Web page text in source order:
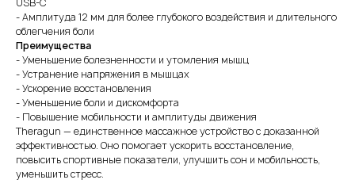
USB-C
- Амплитуда 12 мм для более глубокого воздействия и длительного
облегчения боли
Преимущества
- Уменьшение болезненности и утомления мышц
- Устранение напряжения в мышцах
- Ускорение восстановления
- Уменьшение боли и дискомфорта
- Повышение мобильности и амплитуды движения
Theragun — единственное массажное устройство с доказанной
эффективностью. Оно помогает ускорить восстановление,
повысить спортивные показатели, улучшить сон и мобильность,
уменьшить стресс.